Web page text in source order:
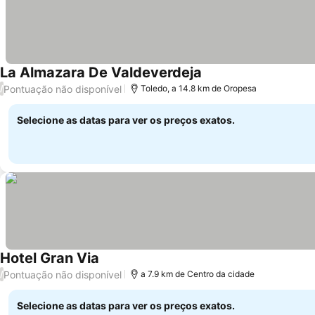
La Almazara De Valdeverdeja
/Pontuação não disponível Toledo, a 14.8 km de Oropesa
Selecione as datas para ver os preços exatos.
Hotel Gran Via Ver preços
/Pontuação não disponível a 7.9 km de Centro da cidade
Selecione as datas para ver os preços exatos.